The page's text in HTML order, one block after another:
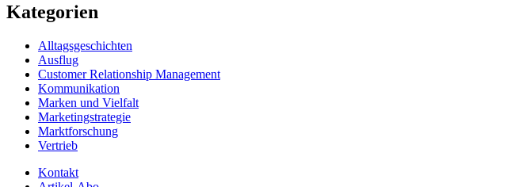
Kategorien
Alltagsgeschichten
Ausflug
Customer Relationship Management
Kommunikation
Marken und Vielfalt
Marketingstrategie
Marktforschung
Vertrieb
Kontakt